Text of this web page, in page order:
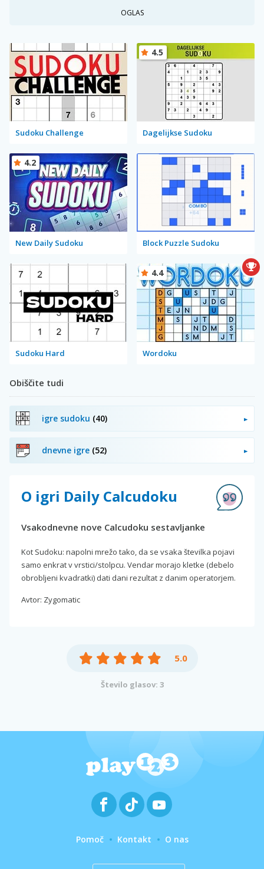
OGLAS
Sudoku Challenge Dagelijkse Sudoku
4.5
New Daily Sudoku
4.2
Block Puzzle Sudoku
Sudoku Hard Wordoku
4.4
Obiščite tudi
igre sudoku (40)
dnevne igre (52)
O igri Daily Calcudoku
Vsakodnevne nove Calcudoku sestavljanke
Kot Sudoku: napolni mrežo tako, da se vsaka številka pojavi
samo enkrat v vrstici/stolpcu. Vendar morajo kletke (debelo
obrobljeni kvadratki) dati dani rezultat z danim operatorjem.
Avtor: Zygomatic
5.0
Število glasov: 3
Pomoč Kontakt O nas